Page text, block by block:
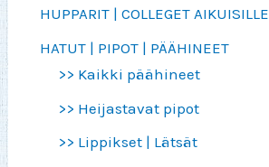
HUPPARIT | COLLEGET AIKUISILLE
HATUT | PIPOT | PÄÄHINEET
>> Kaikki päähineet
>> Heijastavat pipot
>> Lippikset | Lätsät